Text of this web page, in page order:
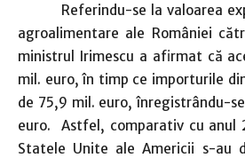
Referindu-se la valoarea
agroalimentare ale României
ministrul Irimescu a afirmat că
mil. euro, în timp ce importurile
de 75,9 mil. euro, înregistrându-
euro. Astfel, comparativ cu anul
Statele Unite ale Americii s-au